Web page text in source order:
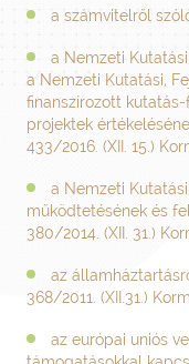
a számvitelről
a Nemzeti
a Nemzeti Kutatási,
finanszírozott
projektek
433/2016. (XII. 15.)
a Nemzeti
működtetésének és
380/2014. (XII. 31.)
az
368/2011. (XII.31.)
az európai uniós